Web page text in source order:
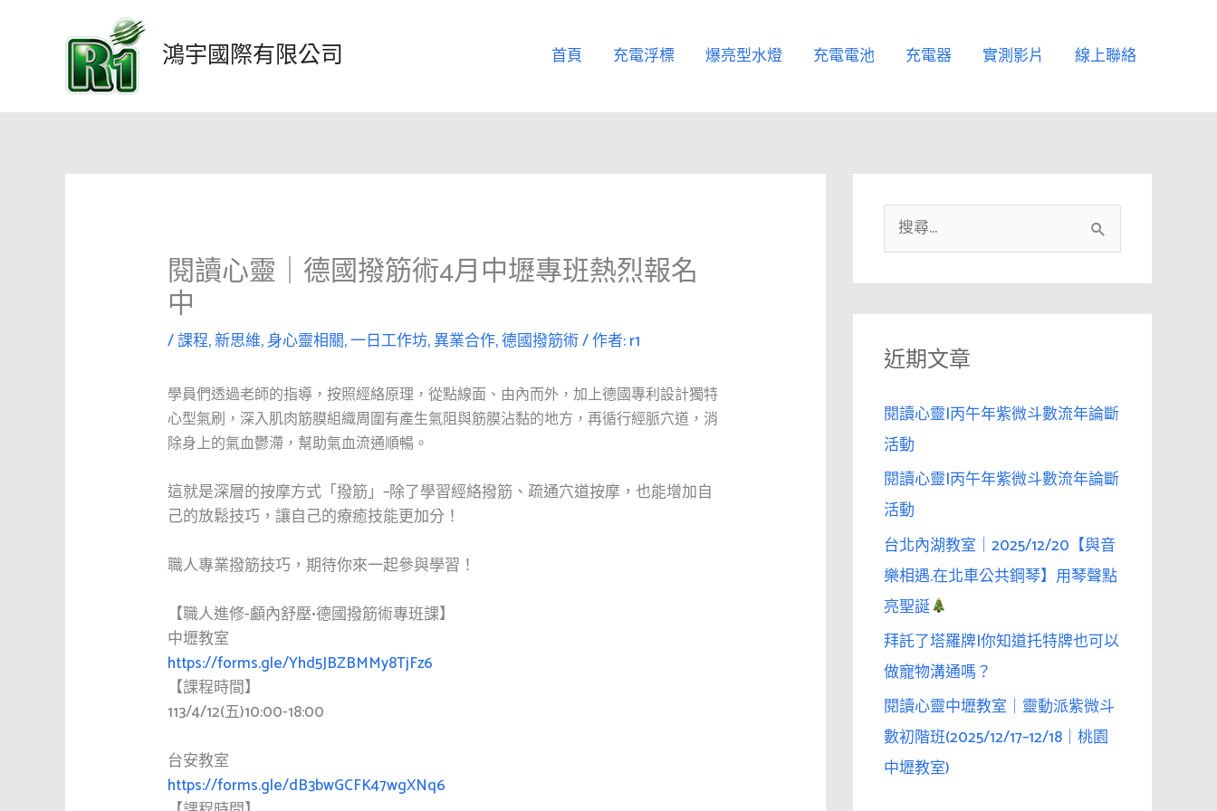
內
鴻宇國際有限公司 首頁 充電浮標 爆亮型水燈 充電電池 充電器 實測影片 線上聯絡
閱讀心靈｜德國撥筋術4月中壢專班熱烈報名
中
/課程,新思維,身心靈相關,一日工作坊,異業合作,德國撥筋術/ 作者:r1
學員們透過老師的指導，按照經絡原理，從點線面、由內而外，加上德國專利設計獨特
心型氣刷，深入肌肉筋膜組織周圍有產生氣阻與筋膜沾黏的地方，再循行經脈穴道，消
除身上的氣血鬱滯，幫助氣血流通順暢。
這就是深層的按摩方式「撥筋」–除了學習經絡撥筋、疏通穴道按摩，也能增加自
己的放鬆技巧，讓自己的療癒技能更加分！
職人專業撥筋技巧，期待你來一起參與學習！
【職人進修-顱內舒壓•德國撥筋術專班課】
中壢教室
https://forms.gle/Yhd5JBZBMMy8TjFz6
【課程時間】
113/4/12(五)10:00-18:00
台安教室
https://forms.gle/dB3bwGCFK47wgXNq6
尋
關
鍵
字
近期文章
閱讀心靈|丙午年紫微斗數流年論斷
活動
閱讀心靈|丙午年紫微斗數流年論斷
活動
台北內湖教室｜2025/12/20【與音
樂相遇.在北車公共鋼琴】用琴聲點
亮聖誕
拜託了塔羅牌|你知道托特牌也可以
做寵物溝通嗎？
閱讀心靈中壢教室｜靈動派紫微斗
數初階班(2025/12/17–12/18｜桃園
中壢教室)